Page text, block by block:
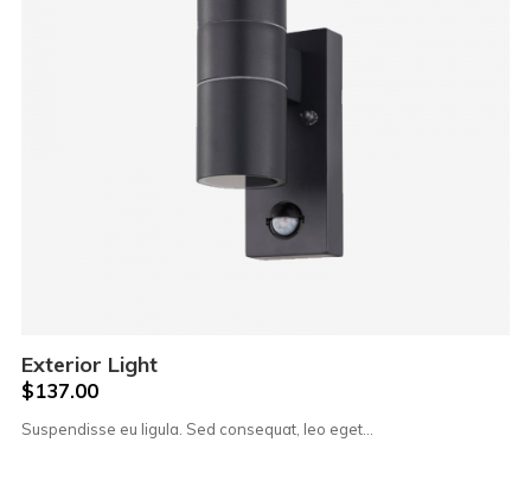
Exterior Light
$137.00
Suspendisse eu ligula. Sed consequat, leo eget…